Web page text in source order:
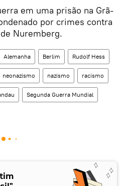
em uma prisão na Grã-
por crimes contra
Nuremberg.
Alemanha Berlim Rudolf Hess
neonazismo nazismo racismo
Segunda Guerra Mundial